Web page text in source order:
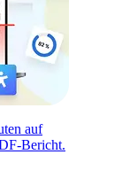
auf
Bericht.